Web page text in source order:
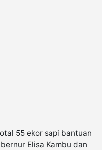
55 ekor sapi bantuan
Elisa Kambu dan